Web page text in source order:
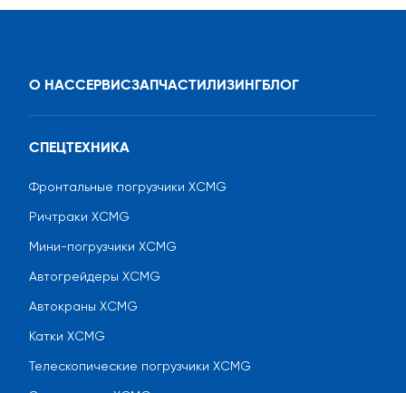
О НАССЕРВИСЗАПЧАСТИЛИЗИНГБЛОГ
СПЕЦТЕХНИКА
Фронтальные погрузчики XCMG
Ричтраки XCMG
Мини-погрузчики XCMG
Автогрейдеры XCMG
Автокраны XCMG
Катки XCMG
Телескопические погрузчики XCMG